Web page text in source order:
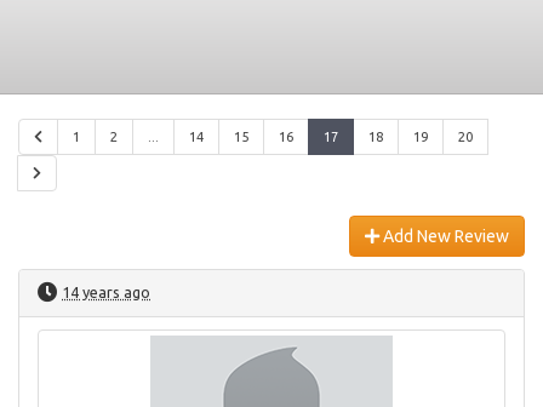
1 2 14 15 16 17 18 19 20
Add New Review
14 years ago